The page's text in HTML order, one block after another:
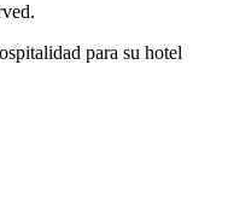
para su hotel